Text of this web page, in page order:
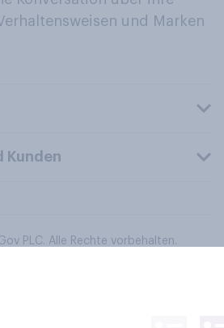
und Marken
Kunden
PLC. Alle Rechte vorbehalten.